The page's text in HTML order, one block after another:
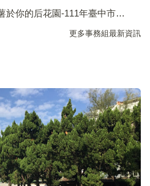
年臺中市后里區馬鈴薯暨花卉產業文化活動」
更多事務組最新資訊